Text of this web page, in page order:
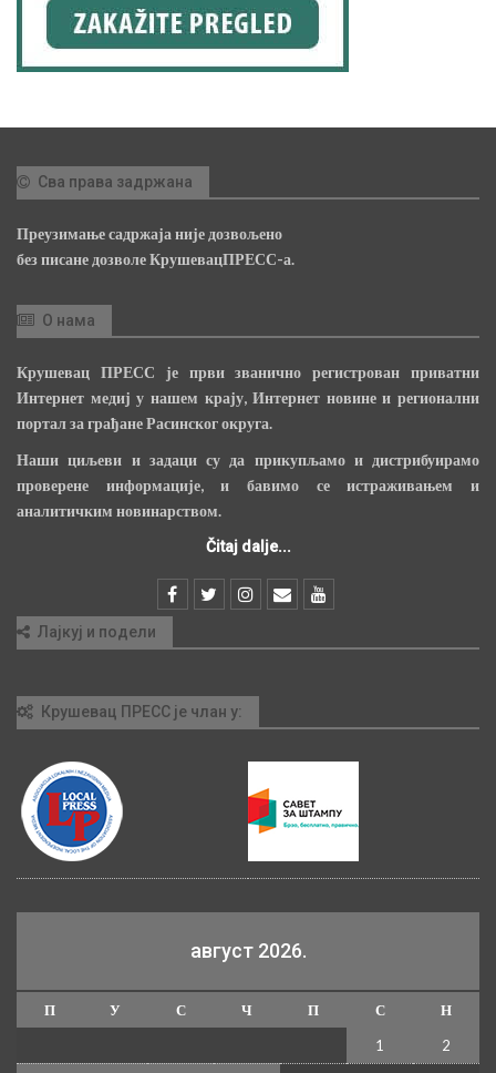
Сва права задржана
Преузимање садржаја није дозвољено
без писане дозволе КрушевацПРЕСС-а.
О нама
Крушевац ПРЕСС је први званично регистрован приватни
Интернет медиј у нашем крају, Интернет новине и регионални
портал за грађане Расинског округа.
Наши циљеви и задаци су да прикупљамо и дистрибуирамо
проверене информације, и бавимо се истраживањем и
аналитичким новинарством.
Čitaj dalje...
Лајкуј и подели
Крушевац ПРЕСС је члан у:
август 2026.
П У С Ч П С
Н
1
2